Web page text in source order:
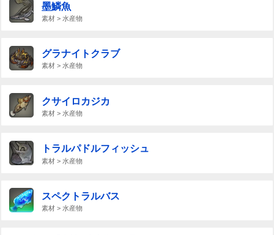
墨鱗魚
素材 > 水産物
グラナイトクラブ
素材 > 水産物
クサイロカジカ
素材 > 水産物
トラルパドルフィッシュ
素材 > 水産物
スペクトラルバス
素材 > 水産物